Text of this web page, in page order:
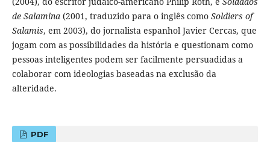
de Salamina(2001, traduzido para o inglês como Soldiers of
Salamis, em 2003), do jornalista espanhol Javier Cercas, que
jogam com as possibilidades da história e questionam como
pessoas inteligentes podem ser facilmente persuadidas a
colaborar com ideologias baseadas na exclusão da
alteridade.
PDF